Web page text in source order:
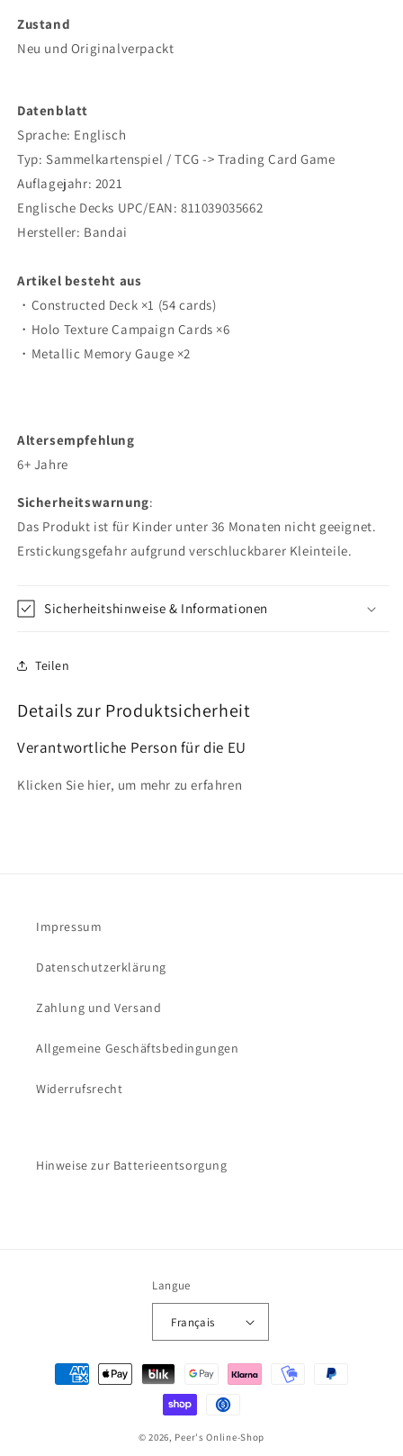
Zustand
Neu und Originalverpackt
Datenblatt
Sprache: Englisch
Typ: Sammelkartenspiel / TCG -> Trading Card Game
Auflagejahr: 2021
Englische Decks UPC/EAN:811039035662
Hersteller: Bandai
Artikel besteht aus
・Constructed Deck ×1 (54 cards)
・Holo Texture Campaign Cards ×6
・Metallic Memory Gauge ×2
Altersempfehlung
6+ Jahre
Sicherheitswarnung:
Das Produkt ist für Kinder unter 36 Monaten nicht geeignet.
Erstickungsgefahr aufgrund verschluckbarer Kleinteile.
Sicherheitshinweise & Informationen
Teilen
Details zur Produktsicherheit
Verantwortliche Person für die EU
Klicken Sie hier, um mehr zu erfahren
Impressum
Datenschutzerklärung
Zahlung und Versand
Allgemeine Geschäftsbedingungen
Widerrufsrecht
Hinweise zur Batterieentsorgung
Langue
Français
Moyens
© 2026, Peer's Online-Shop